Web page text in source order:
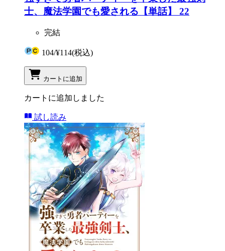
士、魔法学園でも愛される【単話】 22
完結
104/¥114(税込)
カートに追加
カートに追加しました
試し読み